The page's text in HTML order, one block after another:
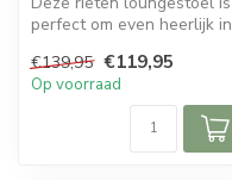
perfect om even heerlijk in
€139,95 €119,95
Op voorraad